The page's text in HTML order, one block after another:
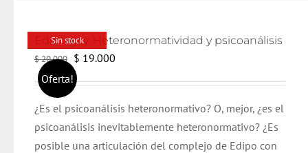
Sin stock
Oferta!
Edipo gay. Heteronormatividad y psicoanálisis
$20.000 El
precio
original
era:
$ 20.000.
$ 19.000
es:
$ 19.000.
¿Es el psicoanálisis heteronormativo? O, mejor, ¿es el
psicoanálisis inevitablemente heteronormativo? ¿Es
posible una articulación del complejo de Edipo con